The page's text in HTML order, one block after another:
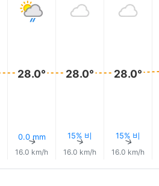
28.0°
0.0 mm
↑
16.0 km/h
28.0°
15% 비
↑
16.0 km/h
28.0°
15% 비
↑
16.0 km/h